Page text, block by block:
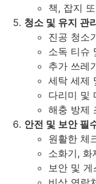
책, 잡지
청소 및 유지 관
진공 청소
소독 티슈
추가 쓰레
세탁 세제
다리미 및
해충 방제
안전 및 보안 필
원활한 체
소화기, 화
보안 및